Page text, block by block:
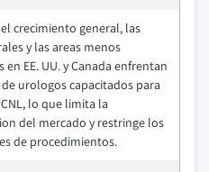
crecimiento general, las
y las areas menos
en EE. UU. y Canada enfrentan
urologos capacitados para
lo que limita la
del mercado y restringe los
de procedimientos.